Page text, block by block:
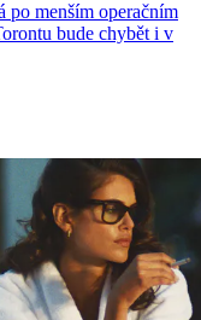
menším operačním
bude chybět i v